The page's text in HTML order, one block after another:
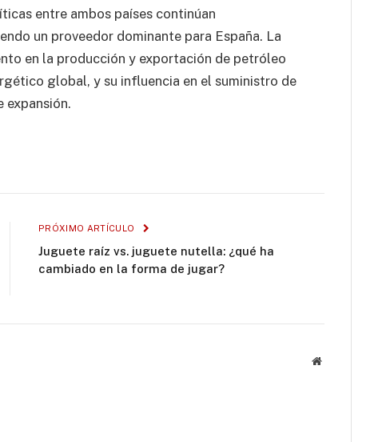
entre ambos países continúan
un proveedor dominante para España. La
en la producción y exportación de petróleo
global, y su influencia en el suministro de
expansión.
PRÓXIMO ARTÍCULO
Juguete raíz vs. juguete nutella: ¿qué ha
cambiado en la forma de jugar?
Website